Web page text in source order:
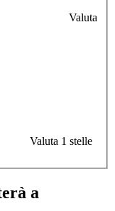
Valuta
Valuta 1 stelle
a